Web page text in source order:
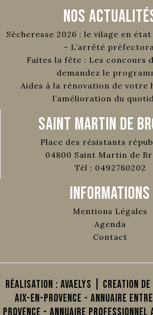
Nos
Sécheresse 2026 : le vilage en
– L’arrêté
Faites la fête : Les concours
demandez le
Aides à la rénovation de votre
l’amélioration du
Saint Martin de
Place des résistants
04800 Saint Martin de
Tél : 0492780202
Informations
Mentions Légales
Agenda
Contact
Réalisation : AVAELYS | Creation
Aix-en-Provence - Annuaire
Provence - Annuaire Professionnel